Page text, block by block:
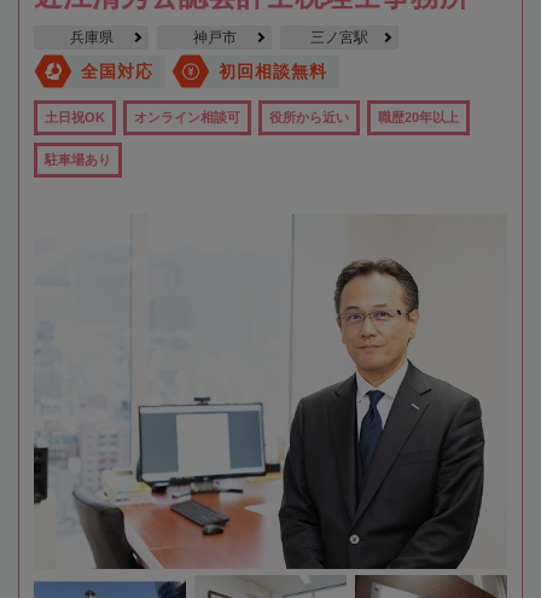
兵庫県 神戸市 三ノ宮駅
全国対応 初回相談無料
土日祝OK オンライン相談可 役所から近い 職歴20年以上
駐車場あり